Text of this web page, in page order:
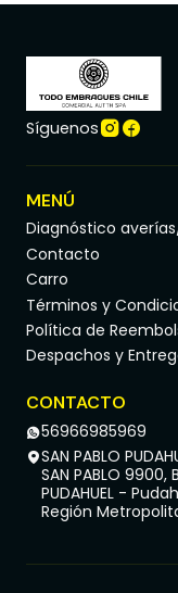
Síguenos
MENÚ
Diagnóstico
Contacto
Carro
Términos y
Política de
Despachos y
CONTACTO
56966985969
SAN PABLO
SAN PABLO 9900,
PUDAHUEL -
Región